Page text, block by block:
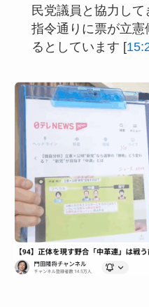
民党議員と協力し
指令通りに票が立
るとしています [